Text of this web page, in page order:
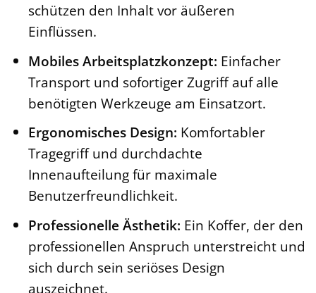
schützen den Inhalt vor äußeren
Einflüssen.
Mobiles Arbeitsplatzkonzept: Einfacher
Transport und sofortiger Zugriff auf alle
benötigten Werkzeuge am Einsatzort.
Ergonomisches Design: Komfortabler
Tragegriff und durchdachte
Innenaufteilung für maximale
Benutzerfreundlichkeit.
Professionelle Ästhetik: Ein Koffer, der den
professionellen Anspruch unterstreicht und
sich durch sein seriöses Design
auszeichnet.